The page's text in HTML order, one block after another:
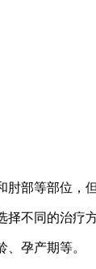
部等部位，
不同的治疗
孕产期等。